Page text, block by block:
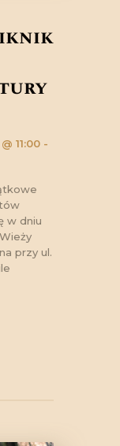
11:00 -
w dniu
przy ul.